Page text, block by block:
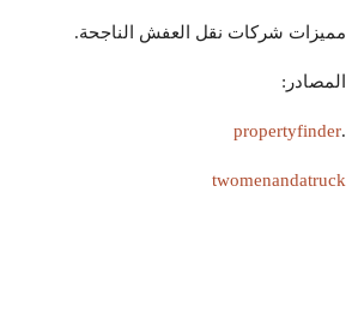
مميزات شركات نقل العفش الناجحة.
المصادر:
.
propertyfinder
twomenandatruck